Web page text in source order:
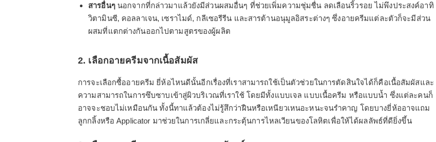
สารอื่นๆนอกจากที่กล่าวมาแล้วยังมีส่วนผสมอื่นๆ ที่ช่วยเพิ่มความชุ่มชื่น ลดเลือนริ้วรอย ไม่พึงประสงค์อาทิ
วิตามินซี, คอลลาเจน, เซราไมด์, กลีเซอรีรีน และสารต้านอนุมูลอิสระต่างๆ ซึ่งอายครีมแต่ละตัวก็จะมีส่วน
ผสมที่แตกต่างกันออกไปตามสูตรของผู้ผลิต
2. เลือกอายครีมจากเนื้อสัมผัส
การจะเลือกซื้ออายครีม ยี่ห้อไหนดีนั้นอีกเรื่องที่เราสามารถใช้เป็นตัวช่วยในการตัดสินใจได้ก็คือเนื้อสัมผัสและ
ความสามารถในการซึบซาบเข้าสู่ผิวบริเวณที่เราใช้ โดยมีทั้งแบบเจล แบบเนื้อครีม หรือแบบน้ำ ซึ่งแต่ละคนก็
อาจจะชอบไม่เหมือนกัน ทั้งนี้ทาแล้วต้องไม่รู้สึกว่าฝืนหรือเหนียวเหนอะหนะจนรำคาญ โดยบางยี่ห้ออาจแถม
ลูกกลิ้งหรือ Applicator มาช่วยในการเกลี่ยและกระตุ้นการไหลเวียนของโลหิตเพื่อให้ได้ผลลัพธ์ที่ดียิ่งขึ้น